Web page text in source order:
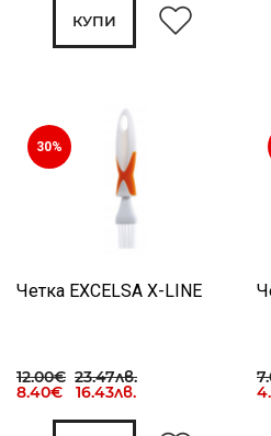
КУПИ
30%
Четка EXCELSA X-LINE
12.00€ 23.47лв.
8.40€ 16.43лв.